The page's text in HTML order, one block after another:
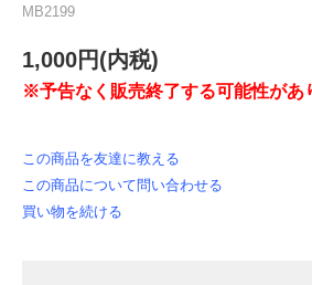
MB2199
1,000円(内税)
※予告なく販売終了する可能性があ
この商品を友達に教える
この商品について問い合わせる
買い物を続ける